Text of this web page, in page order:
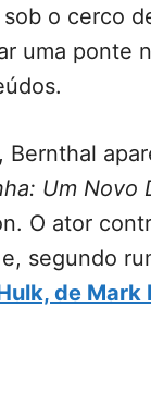
o cerco
uma ponte
Bernthal
Um Novo
O ator
segundo
de Mark